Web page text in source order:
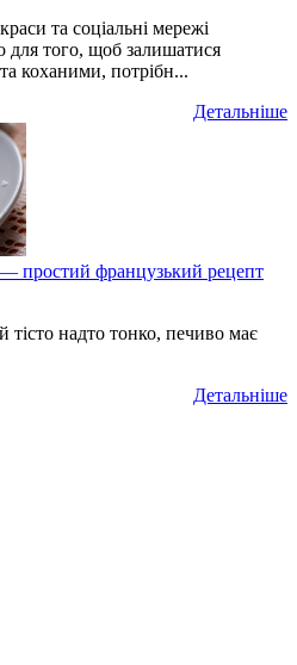
та соціальні мережі
для того, щоб залишатися
коханими, потрібн...
Детальніше
простий французький рецепт
надто тонко, печиво має
Детальніше